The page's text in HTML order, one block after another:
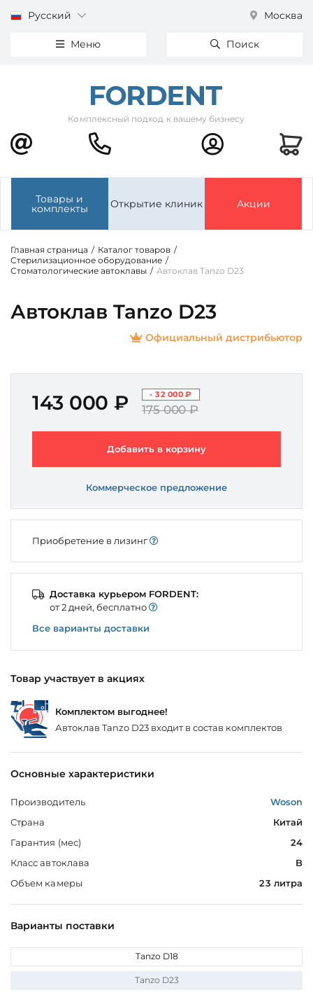
Русский Москва
Меню Поиск
Комплексный подход к вашему бизнесу
Товары и
комплекты Открытие клиник Акции
Главная страница / Каталог товаров /
Стерилизационное оборудование /
Стоматологические автоклавы / Автоклав Tanzo D23
Автоклав Tanzo D23
Официальный дистрибьютор
Товар участвует в акциях
Комплектом выгоднее!
Автоклав Tanzo D23 входит в состав комплектов
Основные характеристики
Производитель
Woson
Страна
Китай
Гарантия (мес)
24
Класс автоклава
B
Объем камеры
23 литра
Варианты поставки
Tanzo D18
Tanzo D23
143 000 ₽ - 32 000 ₽
175 000 ₽
Добавить в корзину
Коммерческое предложение
Приобретение в лизинг
Доставка курьером FORDENT:
от 2 дней, бесплатно
Все варианты доставки